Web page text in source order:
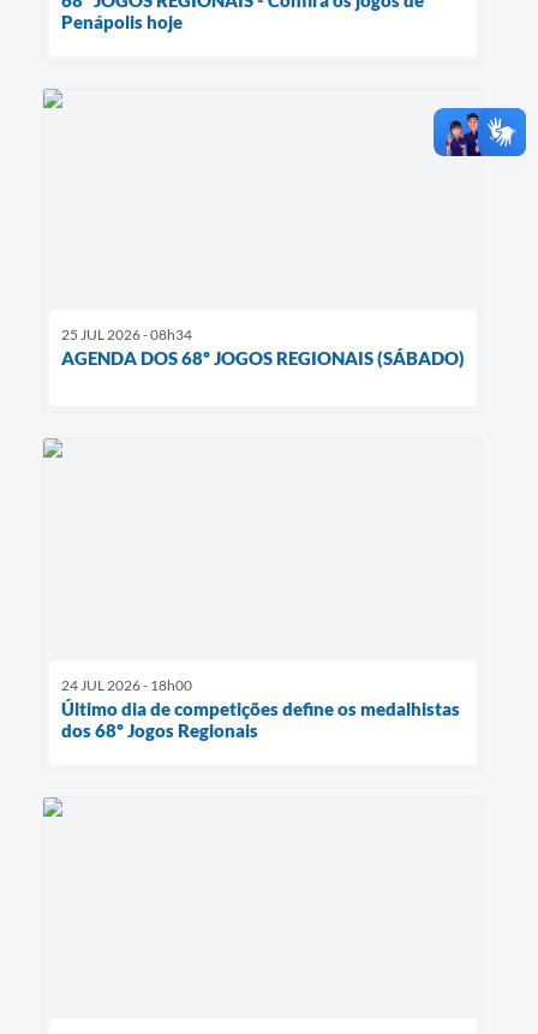
Penápolis hoje
25 JUL 2026 - 08h34
AGENDA DOS 68º JOGOS REGIONAIS (SÁBADO)
24 JUL 2026 - 18h00
Último dia de competições define os medalhistas
dos 68º Jogos Regionais